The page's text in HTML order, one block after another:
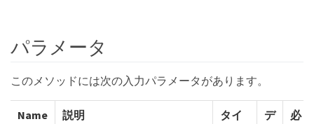
パラメータ
このメソッドには次の入力パラメータがあります。
Name 説明
タイ
デ
必